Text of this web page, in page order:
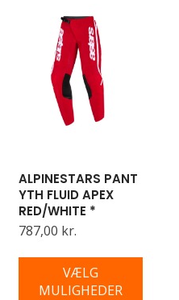
ALPINESTARS PANT
YTH FLUID APEX
RED/WHITE *
787,00 kr.
VÆLG
MULIGHEDER